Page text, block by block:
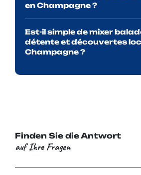
en Champagne ?
Est-il simple de mixer
détente et découvertes
Champagne ?
Finden Sie die Antwort
auf Ihre Fragen